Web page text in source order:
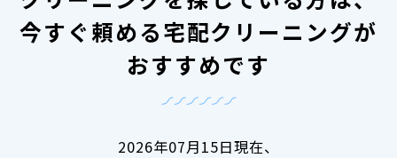
今すぐ頼める宅配クリーニングが
おすすめです
2026年07月15日現在、